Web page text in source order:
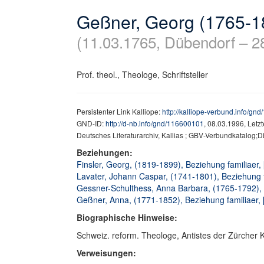
Geßner, Georg (1765-
(11.03.1765, Dübendorf –
Prof. theol., Theologe, Schriftsteller
Persistenter Link Kalliope:http://kalliope-verbund.info/
GND-ID:http://d-nb.info/gnd/116600101, 08.03.1996,
Deutsches Literaturarchiv, Kallias ; GBV-
Beziehungen:
Finsler, Georg, (1819-1899), Beziehung familiaer,
Lavater, Johann Caspar, (1741-1801),
Gessner-Schulthess, Anna Barbara, (1765-
Geßner, Anna, (1771-1852), Beziehung familiaer,
Biographische Hinweise:
Schweiz. reform. Theologe, Antistes der Zürcher
Verweisungen: